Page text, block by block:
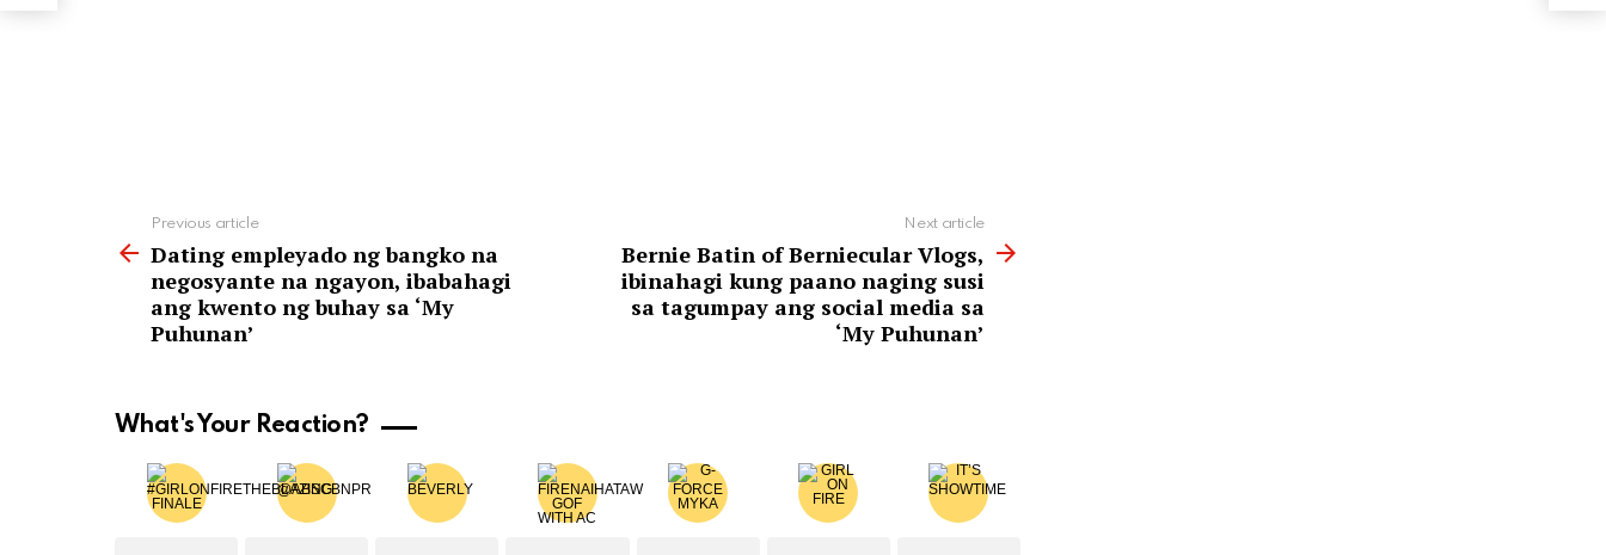
more
Previous article
Dating empleyado ng bangko na
negosyante na ngayon, ibabahagi
ang kwento ng buhay sa ‘My
Puhunan’
Next article
Bernie Batin of Berniecular Vlogs,
ibinahagi kung paano naging susi
sa tagumpay ang social media sa
‘My Puhunan’
What's Your Reaction?